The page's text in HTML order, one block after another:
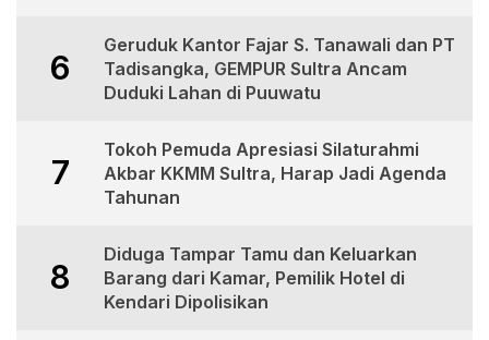
6
Geruduk Kantor Fajar S. Tanawali dan PT
Tadisangka, GEMPUR Sultra Ancam
Duduki Lahan di Puuwatu
7
Tokoh Pemuda Apresiasi Silaturahmi
Akbar KKMM Sultra, Harap Jadi Agenda
Tahunan
8
Diduga Tampar Tamu dan Keluarkan
Barang dari Kamar, Pemilik Hotel di
Kendari Dipolisikan